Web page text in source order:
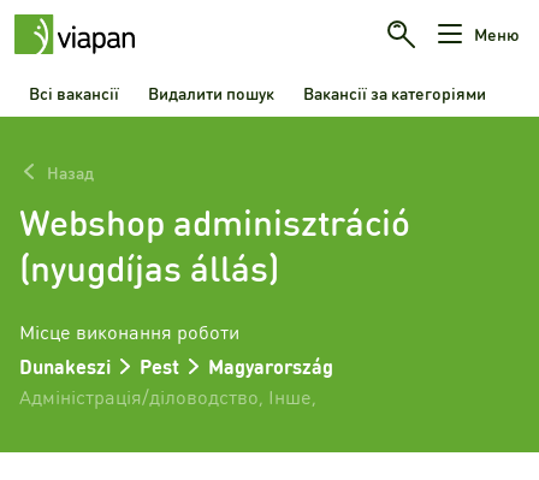
Меню
Всі вакансії Видалити пошук Вакансії за категоріями
Назад
Webshop adminisztráció
(nyugdíjas állás)
Місце виконання роботи
Dunakeszi
Pest
Magyarország
Адміністрація/діловодство Інше